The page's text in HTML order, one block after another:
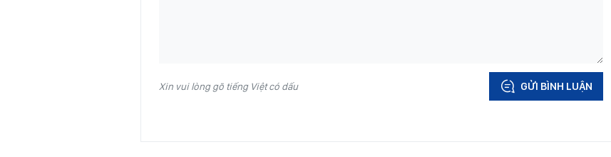
Xin vui lòng gõ tiếng Việt có dấu GỬI BÌNH LUẬN